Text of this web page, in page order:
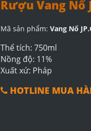
Rượu Vang Nổ
Mã sản phẩm: Vang Nổ
Thể tích: 750ml
Nồng độ: 11%
Xuất xứ: Pháp
HOTLINE MUA